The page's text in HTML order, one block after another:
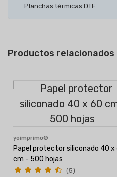
Planchas térmicas DTF
Productos relacionados
yoimprimo®
Papel protector siliconado 40 x
cm - 500 hojas
(5)